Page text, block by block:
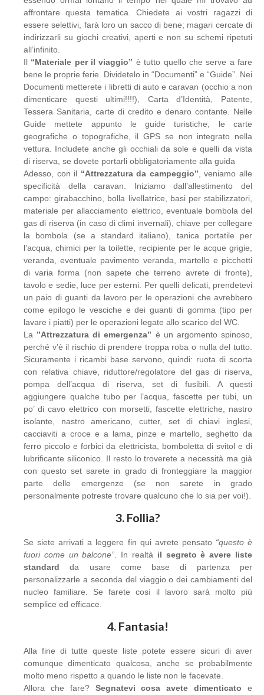
affrontare questa tematica. Chiedete ai vostri ragazzi di
essere selettivi, farà loro un sacco di bene; magari cercate di
indirizzarli su giochi creativi, aperti e non su schemi ripetuti
all’infinito.
Il “Materiale per il viaggio” è tutto quello che serve a fare
bene le proprie ferie. Dividetelo in “Documenti” e “Guide”. Nei
Documenti metterete i libretti di auto e caravan (occhio a non
dimenticare questi ultimi!!!!), Carta d’Identità, Patente,
Tessera Sanitaria, carte di credito e denaro contante. Nelle
Guide mettete appunto le guide turistiche, le carte
geografiche o topografiche, il GPS se non integrato nella
vettura. Includete anche gli occhiali da sole e quelli da vista
di riserva, se dovete portarli obbligatoriamente alla guida
Adesso, con il “Attrezzatura da campeggio” , veniamo alle
specificità della caravan. Iniziamo dall’allestimento del
campo: girabacchino, bolla livellatrice, basi per stabilizzatori,
materiale per allacciamento elettrico, eventuale bombola del
gas di riserva (in caso di climi invernali), chiave per collegare
la bombola (se a standard italiano), tanica portatile per
l’acqua, chimici per la toilette, recipiente per le acque grigie,
veranda, eventuale pavimento veranda, martello e picchetti
di varia forma (non sapete che terreno avrete di fronte),
tavolo e sedie, luce per esterni. Per quelli delicati, prendetevi
un paio di guanti da lavoro per le operazioni che avrebbero
come epilogo le vesciche e dei guanti di gomma (tipo per
lavare i piatti) per le operazioni legate allo scarico del WC.
La ”Attrezzatura di emergenza” è un argomento spinoso,
perché v’è il rischio di prendere troppa roba o nulla del tutto.
Sicuramente i ricambi base servono, quindi: ruota di scorta
con relativa chiave, riduttore/regolatore del gas di riserva,
pompa dell’acqua di riserva, set di fusibili. A questi
aggiungere qualche tubo per l’acqua, fascette per tubi, un
po’ di cavo elettrico con morsetti, fascette elettriche, nastro
isolante, nastro americano, cutter, set di chiavi inglesi,
cacciaviti a croce e a lama, pinze e martello, seghetto da
ferro piccolo e forbici da elettricista, bomboletta di svitol e di
lubrificante siliconico. Il resto lo troverete a necessità ma già
con questo set sarete in grado di fronteggiare la maggior
parte delle emergenze (se non sarete in grado
personalmente potreste trovare qualcuno che lo sia per voi!).
3. Follia?
Se siete arrivati a leggere fin qui avrete pensato “questo è
fuori come un balcone” . In realtà il segreto è avere liste
standard da usare come base di partenza per
personalizzarle a seconda del viaggio o dei cambiamenti del
nucleo familiare. Se farete così il lavoro sarà molto più
semplice ed efficace.
4. Fantasia!
Alla fine di tutte queste liste potete essere sicuri di aver
comunque dimenticato qualcosa, anche se probabilmente
molto meno rispetto a quando le liste non le facevate.
Allora che fare? Segnatevi cosa avete dimenticato e